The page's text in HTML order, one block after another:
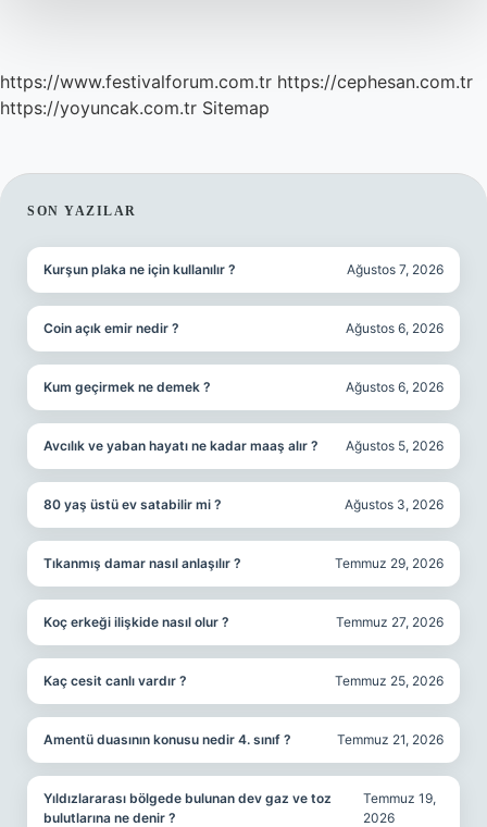
https://www.festivalforum.com.tr https://cephesan.com.tr
https://yoyuncak.com.tr Sitemap
SIDEBAR
SON YAZILAR
Kurşun plaka ne için kullanılır ? Ağustos 7, 2026
Coin açık emir nedir ? Ağustos 6, 2026
Kum geçirmek ne demek ? Ağustos 6, 2026
Avcılık ve yaban hayatı ne kadar maaş alır ? Ağustos 5, 2026
80 yaş üstü ev satabilir mi ? Ağustos 3, 2026
Tıkanmış damar nasıl anlaşılır ? Temmuz 29, 2026
Koç erkeği ilişkide nasıl olur ? Temmuz 27, 2026
Kaç cesit canlı vardır ? Temmuz 25, 2026
Amentü duasının konusu nedir 4. sınıf ? Temmuz 21, 2026
Yıldızlararası bölgede bulunan dev gaz ve toz
bulutlarına ne denir ?
Temmuz 19,
2026